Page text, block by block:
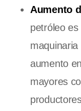
Aumento
petróleo
aumento
mayores